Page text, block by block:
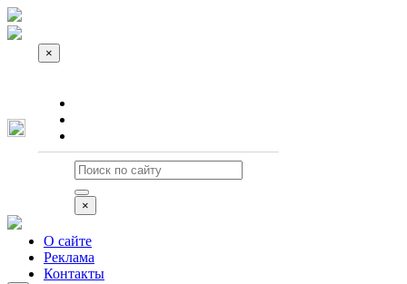
×
×
О сайте
Реклама
Контакты